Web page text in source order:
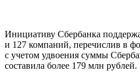
Инициативу Сбербанка
и 127 компаний, перечислив в
с учетом удвоения суммы
составила более 179 млн рублей.